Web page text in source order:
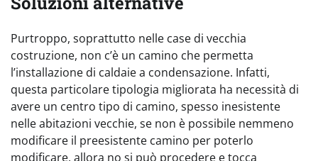
Purtroppo, soprattutto nelle case di vecchia
costruzione, non c’è un camino che permetta
l’installazione di caldaie a condensazione. Infatti,
questa particolare tipologia migliorata ha necessità di
avere un centro tipo di camino, spesso inesistente
nelle abitazioni vecchie, se non è possibile nemmeno
modificare il preesistente camino per poterlo
modificare, allora no si può procedere e tocca